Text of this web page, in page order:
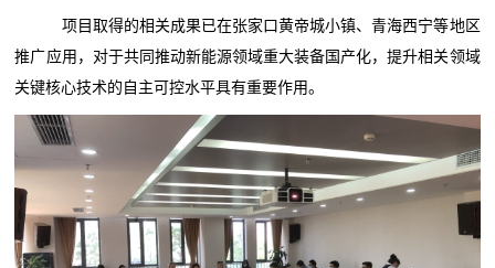
项目取得的相关成果已在张家口黄帝城小镇、青海西宁等地区
推广应用，对于共同推动新能源领域重大装备国产化，提升相关领域
关键核心技术的自主可控水平具有重要作用。